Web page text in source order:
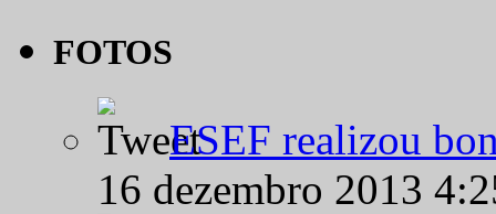
FOTOS
ESEF realizou
16 dezembro 2013